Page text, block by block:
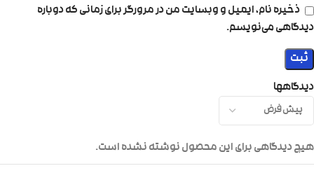
دیدگاهها
هیچ دیدگاهی برای این محصول نوشته نشده است.
ذخیره نام، ایمیل و وبسایت من در مرورگر برای زمانی که دوباره
دیدگاهی می‌نویسم.